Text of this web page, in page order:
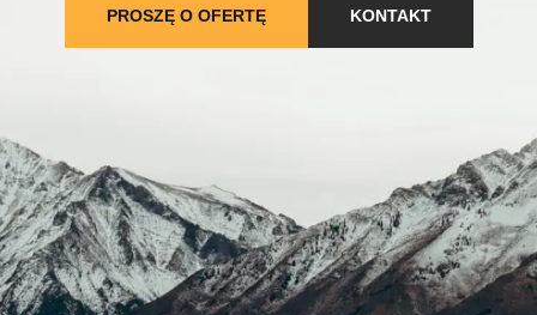
PROSZĘ O OFERTĘ KONTAKT